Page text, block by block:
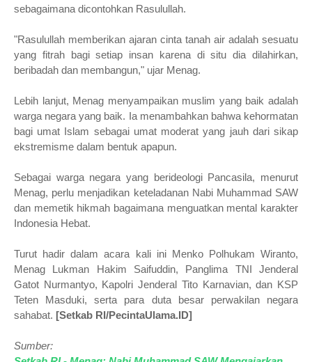
sebagaimana dicontohkan Rasulullah.
"Rasulullah memberikan ajaran cinta tanah air adalah sesuatu
yang fitrah bagi setiap insan karena di situ dia dilahirkan,
beribadah dan membangun," ujar Menag.
Lebih lanjut, Menag menyampaikan muslim yang baik adalah
warga negara yang baik. Ia menambahkan bahwa kehormatan
bagi umat Islam sebagai umat moderat yang jauh dari sikap
ekstremisme dalam bentuk apapun.
Sebagai warga negara yang berideologi Pancasila, menurut
Menag, perlu menjadikan keteladanan Nabi Muhammad SAW
dan memetik hikmah bagaimana menguatkan mental karakter
Indonesia Hebat.
Turut hadir dalam acara kali ini Menko Polhukam Wiranto,
Menag Lukman Hakim Saifuddin, Panglima TNI Jenderal
Gatot Nurmantyo, Kapolri Jenderal Tito Karnavian, dan KSP
Teten Masduki, serta para duta besar perwakilan negara
sahabat. [Setkab RI/PecintaUlama.ID]
Sumber: